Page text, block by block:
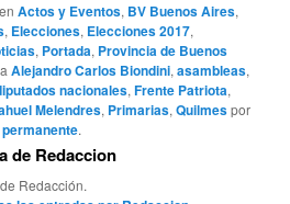
Actos y Eventos, BV Buenos Aires,
, Elecciones, Elecciones 2017,
, Portada, Provincia de Buenos
Alejandro Carlos Biondini,asambleas,
nacionales,Frente Patriota,
Melendres, Primarias,Quilmespor
.
de Redaccion
Redacción.